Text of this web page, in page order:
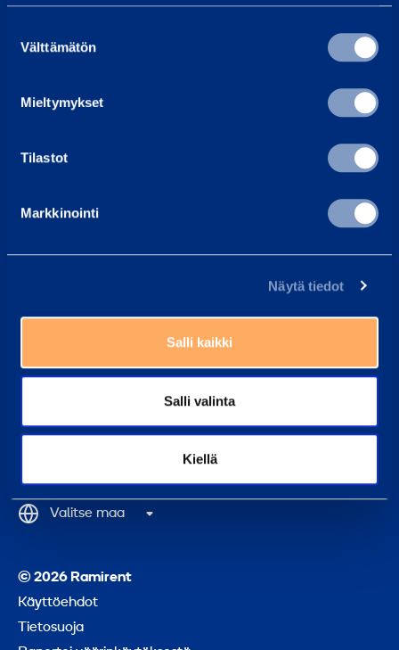
valinta
Välttämätön
Mieltymykset
Tilastot
Markkinointi
Näytä tiedot
Salli kaikki
Salli valinta
Kiellä
Uutiset
Palvelut
Tietoa konsernista
Ramirent Group
© 2026 Ramirent
Käyttöehdot
Tietosuoja
Valitse maa